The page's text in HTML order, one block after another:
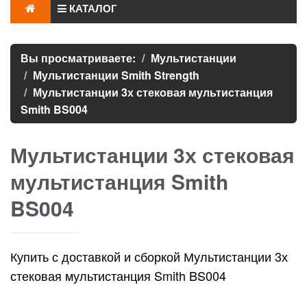
КАТАЛОГ
Вы просматриваете:
Мультистанции
Мультистанции Smith Strength
Мультистанции 3х стековая мультистанция
Smith BS004
Мультистанции 3х стековая
мультистанция Smith
BS004
Купить с доставкой и сборкой Мультистанции 3х
стековая мультистанция Smith BS004